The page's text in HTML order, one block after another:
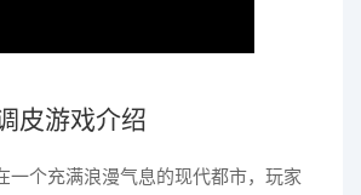
皮游戏介绍
一个充满浪漫气息的现代都市，玩家